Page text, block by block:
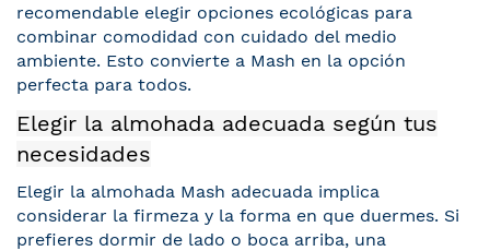
recomendable elegir opciones ecológicas para
combinar comodidad con cuidado del medio
ambiente. Esto convierte a Mash en la opción
perfecta para todos.
Elegir la almohada adecuada según tus
necesidades
Elegir la almohada Mash adecuada implica
considerar la firmeza y la forma en que duermes. Si
prefieres dormir de lado o boca arriba, una